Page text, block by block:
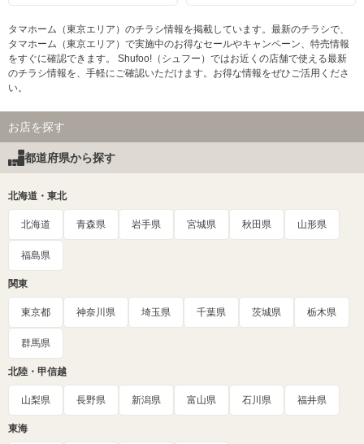
タマホーム（東京エリア）のチラシ情報を掲載しています。最新のチラシで、
タマホーム（東京エリア）で実施中のお得なセールやキャンペーン、特売情報
をすぐに確認できます。 Shufoo!（シュフー）ではお近くの店舗で使える最新
のチラシ情報を、手軽にご確認いただけます。お得な情報をぜひご活用くださ
い。
お店を探す
都道府県から探す
北海道・東北
北海道 青森県 岩手県 宮城県 秋田県 山形県
福島県
関東
東京都 神奈川県 埼玉県 千葉県 茨城県 栃木県
群馬県
北陸・甲信越
山梨県 長野県 新潟県 富山県 石川県 福井県
東海